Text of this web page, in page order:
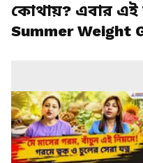
কোথায়? এবার এই
Summer Weight